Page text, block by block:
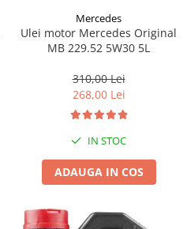
Mercedes
Ulei motor Mercedes Original
MB 229.52 5W30 5L
310,00 Lei
268,00 Lei
IN STOC
ADAUGA IN COS